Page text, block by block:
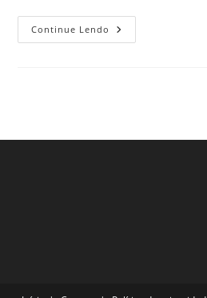
Continue Lendo Parques
Ecológicos